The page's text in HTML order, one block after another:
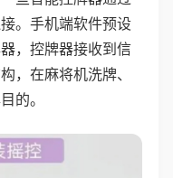
。手机端软件预设
，控牌器接收到信
，在麻将机洗牌、
的。